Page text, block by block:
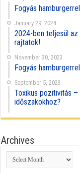
Fogyás
January 29, 2024
2024-ben teljesül
rajtatok!
November 30, 2023
Fogyás
September 5, 2023
Toxikus pozitivitás –
időszakokhoz?
Archives
Archives